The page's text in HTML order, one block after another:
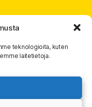
teknologioita, kuten
laitetietoja.
Ylös